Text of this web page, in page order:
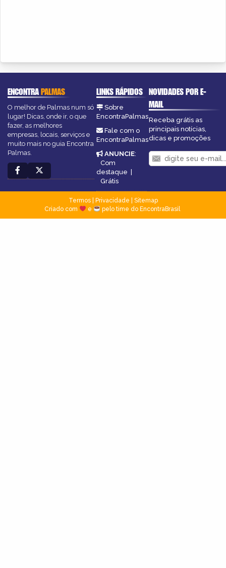
ENCONTRAPALMAS
O melhor de Palmas num só
lugar! Dicas, onde ir, o que
fazer, as melhores
empresas, locais, serviços e
muito mais no guia Encontra
Palmas.
LINKS RÁPIDOS
Sobre
EncontraPalmas
Fale com o
EncontraPalmas
ANUNCIE:
Com
destaque |
Grátis
NOVIDADES POR E-
MAIL
Receba grátis as
principais notícias,
dicas e promoções
Termos| Privacidade
Sitemap
Criado com
e pelo time do EncontraBrasil